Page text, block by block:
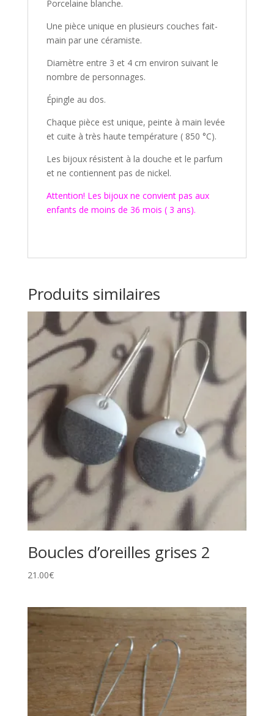
Porcelaine blanche.
Une pièce unique en plusieurs couches fait-
main par une céramiste.
Diamètre entre 3 et 4 cm environ suivant le
nombre de personnages.
Épingle au dos.
Chaque pièce est unique, peinte à main levée
et cuite à très haute température ( 850 °C).
Les bijoux résistent à la douche et le parfum
et ne contiennent pas de nickel.
Attention! Les bijoux ne convient pas aux
enfants de moins de 36 mois ( 3 ans).
Produits similaires
Boucles d’oreilles grises 2
21.00€